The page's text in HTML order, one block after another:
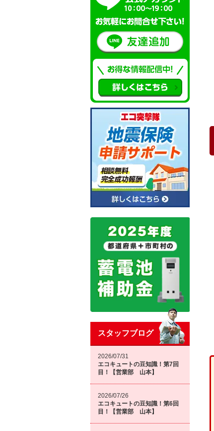
スタッフブログ
2026/07/31
エコキュートの豆知識！第7回
目！【営業部 山本】
2026/07/26
エコキュートの豆知識！第6回
目！【営業部 山本】